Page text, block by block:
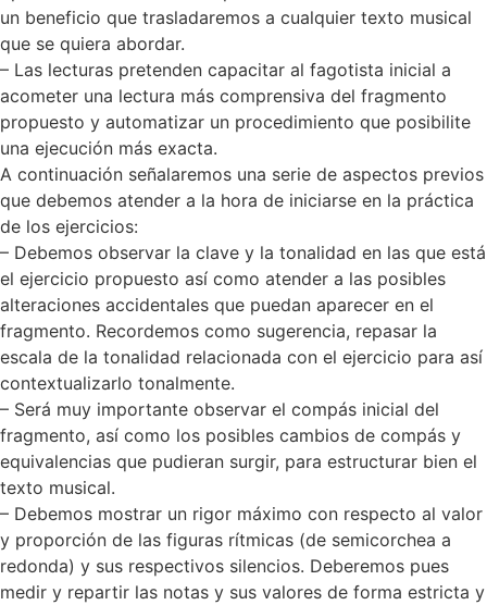
un beneficio que trasladaremos a cualquier texto musical
que se quiera abordar.
– Las lecturas pretenden capacitar al fagotista inicial a
acometer una lectura más comprensiva del fragmento
propuesto y automatizar un procedimiento que posibilite
una ejecución más exacta.
A continuación señalaremos una serie de aspectos previos
que debemos atender a la hora de iniciarse en la práctica
de los ejercicios:
– Debemos observar la clave y la tonalidad en las que está
el ejercicio propuesto así como atender a las posibles
alteraciones accidentales que puedan aparecer en el
fragmento. Recordemos como sugerencia, repasar la
escala de la tonalidad relacionada con el ejercicio para así
contextualizarlo tonalmente.
– Será muy importante observar el compás inicial del
fragmento, así como los posibles cambios de compás y
equivalencias que pudieran surgir, para estructurar bien el
texto musical.
– Debemos mostrar un rigor máximo con respecto al valor
y proporción de las figuras rítmicas (de semicorchea a
redonda) y sus respectivos silencios. Deberemos pues
medir y repartir las notas y sus valores de forma estricta y